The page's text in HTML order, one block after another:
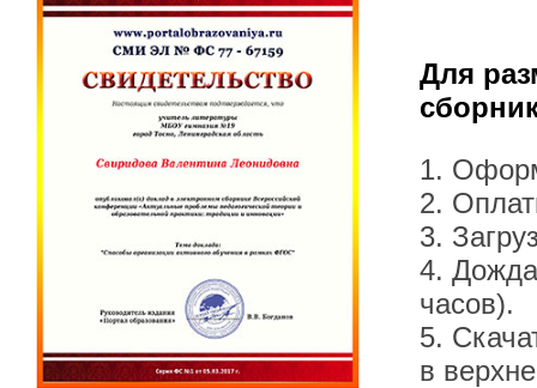
Для
1.
2.
3.
4.
часов).
5.
в